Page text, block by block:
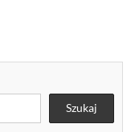
Szukaj